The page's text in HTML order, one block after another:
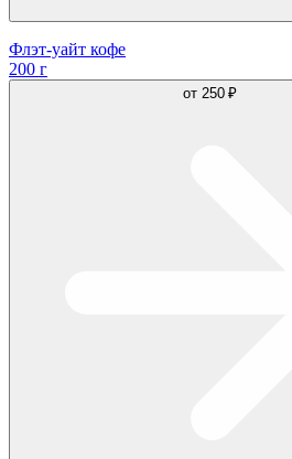
Флэт-уайт кофе
200 г
от 250 ₽